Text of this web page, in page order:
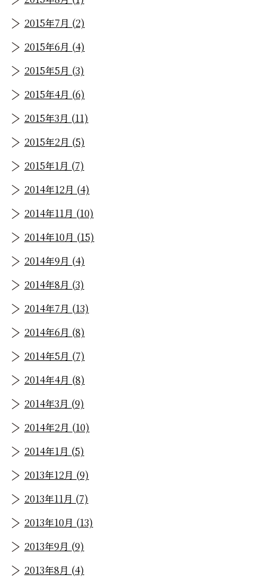
2015年7月 (2)
2015年6月 (4)
2015年5月 (3)
2015年4月 (6)
2015年3月 (11)
2015年2月 (5)
2015年1月 (7)
2014年12月 (4)
2014年11月 (10)
2014年10月 (15)
2014年9月 (4)
2014年8月 (3)
2014年7月 (13)
2014年6月 (8)
2014年5月 (7)
2014年4月 (8)
2014年3月 (9)
2014年2月 (10)
2014年1月 (5)
2013年12月 (9)
2013年11月 (7)
2013年10月 (13)
2013年9月 (9)
2013年8月 (4)